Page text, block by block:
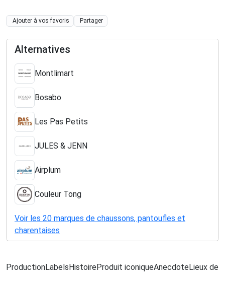
Ajouter à vos favoris Partager
Alternatives
Montlimart
Bosabo
Les Pas Petits
JULES & JENN
Airplum
Couleur Tong
Voir les 20 marques de chaussons, pantoufles et
charentaises
ProductionLabelsHistoireProduit iconiqueAnecdoteLieux de